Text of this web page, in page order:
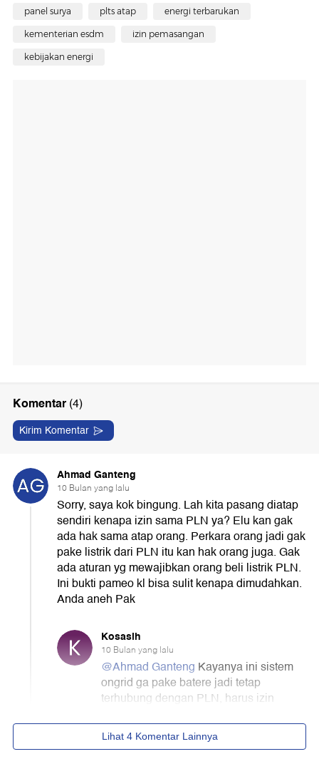
panel surya plts atap energi terbarukan
kementerian esdm izin pemasangan
kebijakan energi